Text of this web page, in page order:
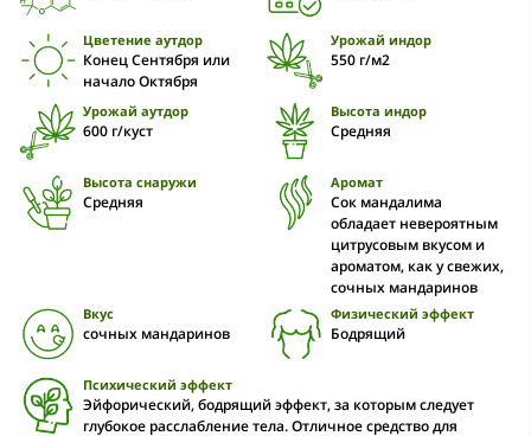
Цветение аутдор
Конец Сентября или
начало Октября
Урожай индор
550 г/м2
Урожай аутдор
600 г/куст
Высота индор
Средняя
Высота снаружи
Средняя
Аромат
Сок мандалима
обладает невероятным
цитрусовым вкусом и
ароматом, как у свежих,
сочных мандаринов
Вкус
сочных мандаринов
Физический эффект
Бодрящий
Психический эффект
Эйфорический, бодрящий эффект, за которым следует
глубокое расслабление тела. Отличное средство для